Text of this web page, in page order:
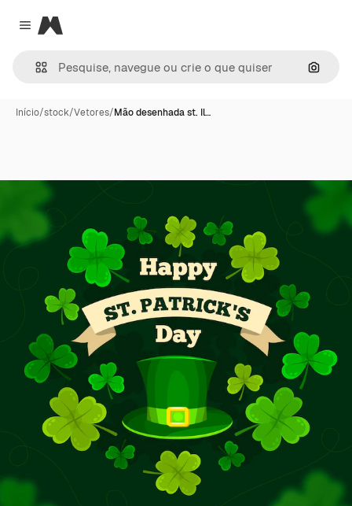
Close menu
Magnific
Início/stock/Vetores/Mão desenhada st. Il…